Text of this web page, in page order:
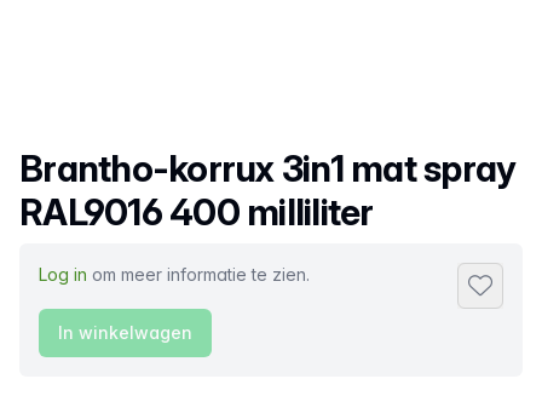
Productnaam
Brantho-korrux 3in1 mat spray
RAL9016 400 milliliter
Log in om meer informatie te zien.
In winkelwagen